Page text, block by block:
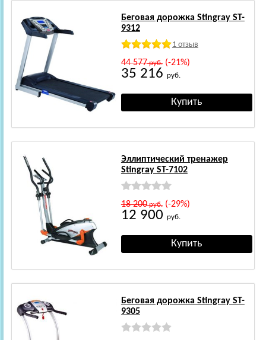
Беговая дорожка Stingray ST-
9312
1 отзыв
44 577руб.(-21%)
35 216 руб.
Эллиптический тренажер
Stingray ST-7102
18 200руб.(-29%)
12 900 руб.
Беговая дорожка Stingray ST-
9305